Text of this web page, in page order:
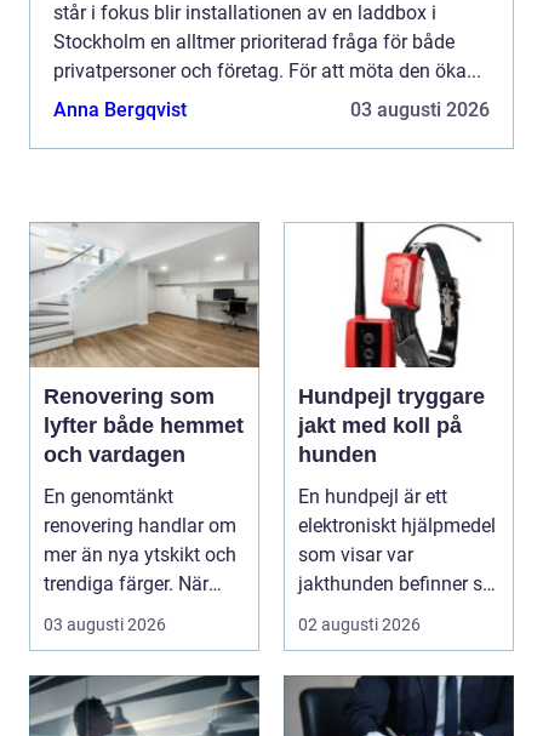
står i fokus blir installationen av en laddbox i
Stockholm en alltmer prioriterad fråga för både
privatpersoner och företag. För att möta den öka...
Anna Bergqvist
03 augusti 2026
Renovering som
lyfter både hemmet
och vardagen
En genomtänkt
renovering handlar om
mer än nya ytskikt och
trendiga färger. När
arbetet planeras väl...
03 augusti 2026
Hundpejl tryggare
jakt med koll på
hunden
En hundpejl är ett
elektroniskt hjälpmedel
som visar var
jakthunden befinner sig
i realtid. Halsband...
02 augusti 2026